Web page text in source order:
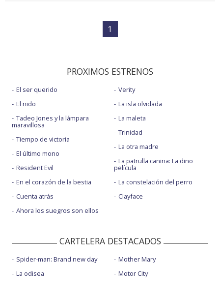
1
PROXIMOS ESTRENOS
El ser querido
El nido
Tadeo Jones y la lámpara
maravillosa
Tiempo de victoria
El último mono
Resident Evil
En el corazón de la bestia
Cuenta atrás
Ahora los suegros son ellos
Verity
La isla olvidada
La maleta
Trinidad
La otra madre
La patrulla canina: La dino
película
La constelación del perro
Clayface
CARTELERA DESTACADOS
Spider-man: Brand new day
La odisea
Mother Mary
Motor City